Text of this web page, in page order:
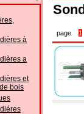
à
a
et
bois
page 1